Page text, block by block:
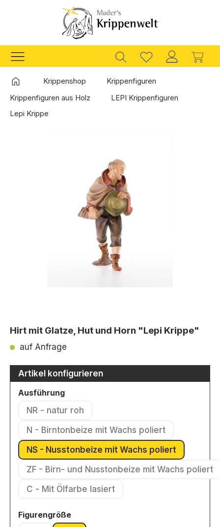
Zum Hauptinhalt springen
StartseiteKrippenshop
Krippenfiguren
Krippenfiguren aus Holz
LEPI Krippenfiguren
Lepi Krippe
Hirt mit Glatze, Hut und Horn "Lepi Krippe"
auf Anfrage
Artikel konfigurieren
Ausführungauswählen
NR - natur roh
(Diese Option ist zurzeit nicht verfügbar.)
N - Birntonbeize mit Wachs poliert
(Diese Option ist zurzeit nicht
NS - Nusstonbeize mit Wachs poliert
(Diese Option ist zurzeit nicht
ZF - Birn- und Nusstonbeize mit Wachs poliert
(Diese Option ist zurzeit
C - Mit Ölfarbe lasiert
(Diese Option ist zurzeit nicht verfügbar.)
Figurengrößeauswählen